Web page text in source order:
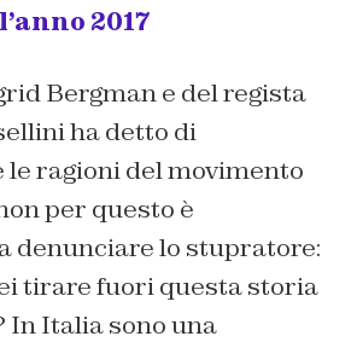
2017
Bergman e del regista
ha detto di
ragioni del movimento
per questo è
denunciare lo stupratore:
tirare fuori questa storia
In Italia sono una